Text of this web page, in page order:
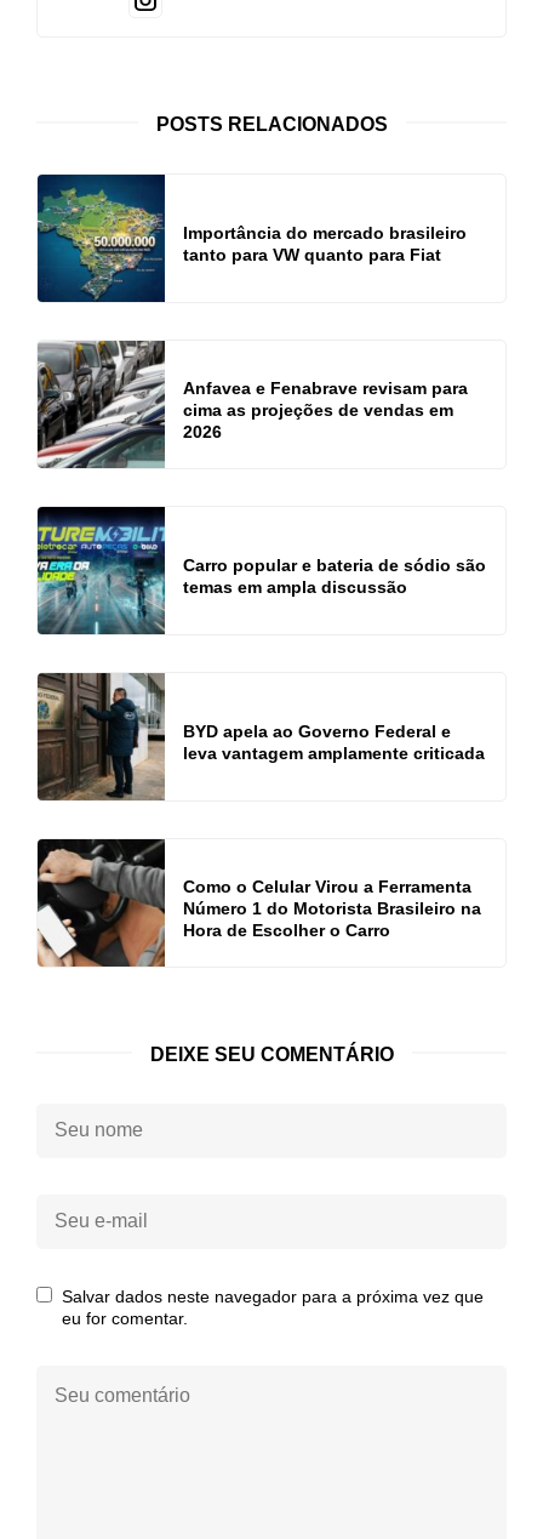
POSTS RELACIONADOS
Importância do mercado brasileiro
tanto para VW quanto para Fiat
Anfavea e Fenabrave revisam para
cima as projeções de vendas em
2026
Carro popular e bateria de sódio são
temas em ampla discussão
BYD apela ao Governo Federal e
leva vantagem amplamente criticada
Como o Celular Virou a Ferramenta
Número 1 do Motorista Brasileiro na
Hora de Escolher o Carro
DEIXE SEU COMENTÁRIO
Seu
Seu
Salvar dados neste navegador para a próxima vez que
eu for comentar.
comentário: